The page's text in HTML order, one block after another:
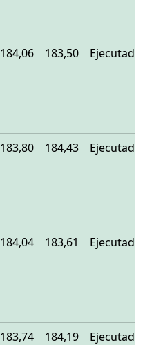
184,06 183,50 Ejecutado
183,80 184,43 Ejecutado
184,04 183,61 Ejecutado
183,74 184,19 Ejecutado